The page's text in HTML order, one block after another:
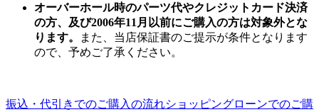
オーバーホール時のパーツ代やクレジットカード決済
の方、及び2006年11月以前にご購入の方は対象外とな
ります。
また、当店保証書のご提示が条件となります
ので、予めご了承ください。
振込・代引きでのご購入の流れショッピングローンでのご購